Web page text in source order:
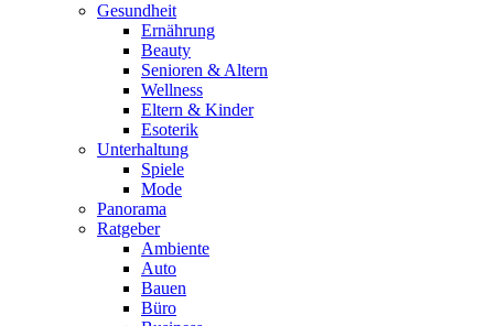
Gesundheit
Ernährung
Beauty
Senioren & Altern
Wellness
Eltern & Kinder
Esoterik
Unterhaltung
Spiele
Mode
Panorama
Ratgeber
Ambiente
Auto
Bauen
Büro